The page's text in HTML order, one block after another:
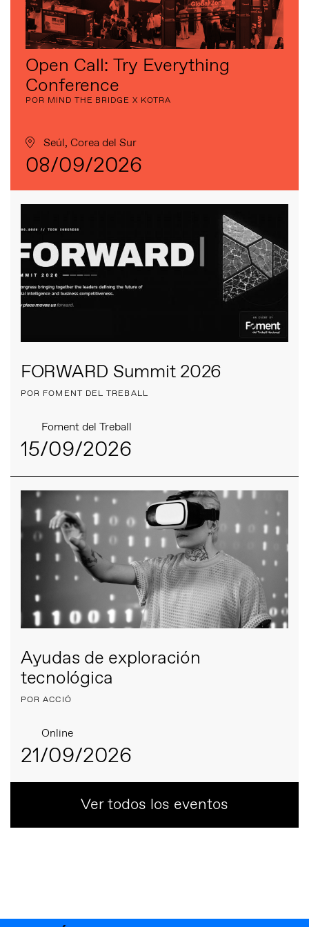
Open Call: Try Everything
Conference
POR MIND THE BRIDGE X KOTRA
Seúl, Corea del Sur
08/09/2026
FORWARD Summit 2026
POR FOMENT DEL TREBALL
Foment del Treball
15/09/2026
Ayudas de exploración
tecnológica
POR ACCIÓ
Online
21/09/2026
Ver todos los eventos